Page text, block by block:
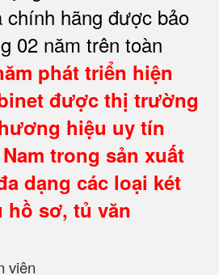
hãng được bảo
02 năm trên toàn
phát triển hiện
được thị trường
hiệu uy tín
trong sản xuất
dạng các loại két
hồ sơ, tủ văn
viên